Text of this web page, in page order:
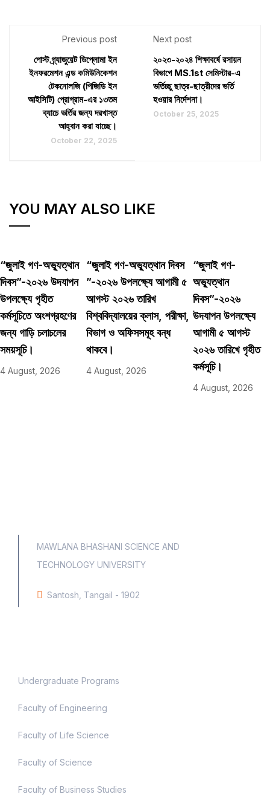
Previous post
পোস্ট গ্র্যাজুয়েট ডিপ্লোমা ইন
ইনফরমেশন এন্ড কমিউনিকেশন
টেকনোলজি (পিজিডি ইন
আইসিটি) প্রোগ্রাম-এর ১৩তম
ব্যাচে ভর্তির জন্য দরখাস্ত
আহ্বান করা যাচ্ছে।
October 22, 2025
Next post
২০২৩-২০২৪ শিক্ষাবর্ষে রসায়ন
বিভাগে MS.1st সেমিস্টার-এ
ভর্তিচ্ছু ছাত্র-ছাত্রীদের ভর্তি
হওয়ার নির্দেশনা।
October 25, 2025
YOU MAY ALSO LIKE
“জুলাই গণ-অভ্যুত্থান
দিবস”-২০২৬ উদযাপন
উপলক্ষ্যে গৃহীত
কর্মসূচিতে অংশগ্রহণের
জন্য গাড়ি চলাচলের
সময়সূচি।
4 August, 2026
“জুলাই গণ-অভ্যুত্থান দিবস
”-২০২৬ উপলক্ষ্যে আগামী ৫
আগস্ট ২০২৬ তারিখ
বিশ্ববিদ্যালয়ের ক্লাস, পরীক্ষা,
বিভাগ ও অফিসসমূহ বন্ধ
থাকবে।
4 August, 2026
“জুলাই গণ-
অভ্যুত্থান
দিবস”-২০২৬
উদযাপন উপলক্ষ্যে
আগামী ৫ আগস্ট
২০২৬ তারিখে গৃহীত
কর্মসূচি।
4 August, 2026
MAWLANA BHASHANI SCIENCE AND
TECHNOLOGY UNIVERSITY
Santosh, Tangail - 1902
Undergraduate Programs
Faculty of Engineering
Faculty of Life Science
Faculty of Science
Faculty of Business Studies